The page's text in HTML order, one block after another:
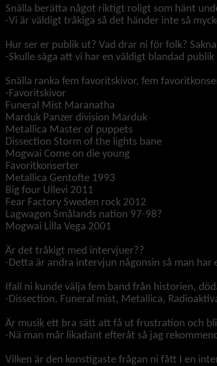
Snälla berätta något riktigt roligt som hänt
-Vi är väldigt tråkiga så det händer inte så
Hur ser er publik ut? Vad drar ni för folk?
-Skulle säga att vi har en väldigt blandad
Snälla ranka fem favoritskivor, fem
-Favoritskivor
Funeral Mist Maranatha
Marduk Panzer division Marduk
Metallica Master of puppets
Dissection Storm of the lights bane
Mogwai Come on die young
Favoritkonserter
Metallica Gentofte 1993
Big four Ullevi 2011
Fear Factory Sweden rock 2012
Lagwagon Smålands nation 97-98?
Mogwai Lilla Vega 2001
Är det tråkigt med intervjuer??
-Detta är andra intervjun någonsin så man
Ifall ni kunde välja fem band från historien,
-Dissection, Funeral mist, Metallica,
Är musik ett bra sätt att få ut frustration och
-Nä man mår likadant efteråt så jag
Vilken är den konstigaste frågan ni fått I en